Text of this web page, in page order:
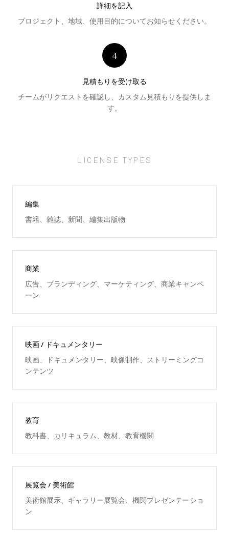
詳細を記入
プロジェクト、地域、使用目的についてお知らせください。
4
見積もりを受け取る
チームがリクエストを確認し、カスタム見積もりを提供しま
す。
LICENSE TYPES
編集
書籍、雑誌、新聞、編集出版物
商業
広告、ブランディング、マーケティング、商業キャンペ
ーン
映画 / ドキュメンタリー
映画、ドキュメンタリー、映像制作、ストリーミングコ
ンテンツ
教育
教科書、カリキュラム、教材、教育機関
展覧会 / 美術館
美術館展示、ギャラリー展覧会、機関プレゼンテーショ
ン